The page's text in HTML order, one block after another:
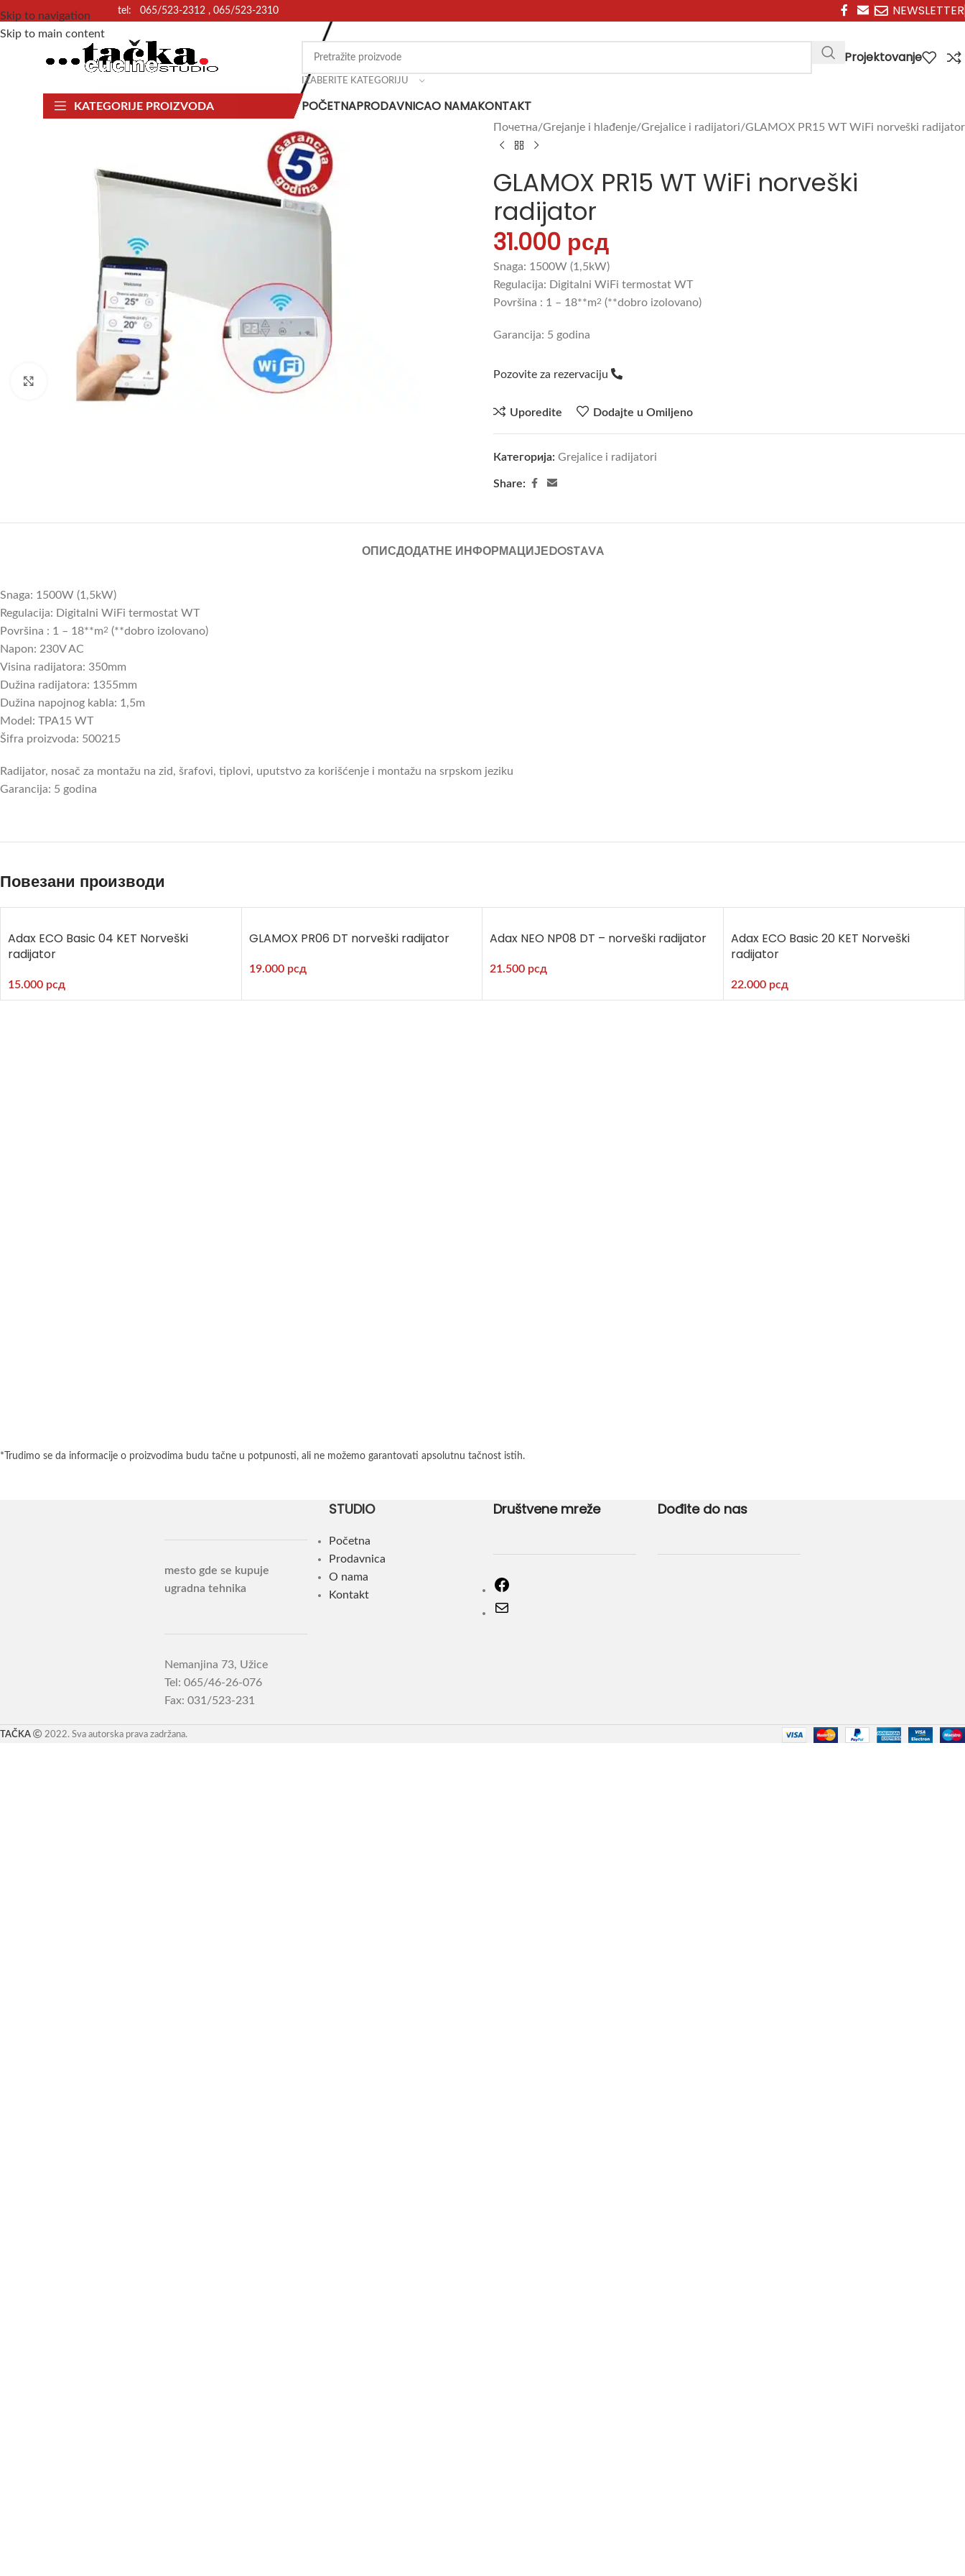
Skip to navigation
Skip to main content
tel: 065/523-2312 , 065/523-2310 NEWSLETTER
IZABERITE KATEGORIJU
Projektovanje
KATEGORIJE PROIZVODA POČETNAPRODAVNICAO NAMAKONTAKT
Uvećajte sliku
Почетна Grejanje i hlađenje Grejalice i radijatori GLAMOX PR15 WT WiFi norveški radijator
GLAMOX PR15 WT WiFi norveški
radijator
31.000 рсд
Snaga: 1500W (1,5kW)
Regulacija: Digitalni WiFi termostat WT
Površina : 1 – 18**m2 (**dobro izolovano)
Garancija: 5 godina
Pozovite za rezervaciju
Uporedite Dodajte u Omiljeno
Категорија: Grejalice i radijatori
Share:
ОПИСДОДАТНЕ ИНФОРМАЦИЈЕDOSTAVA
Snaga: 1500W (1,5kW)
Regulacija: Digitalni WiFi termostat WT
Površina : 1 – 18**m2 (**dobro izolovano)
Napon: 230V AC
Visina radijatora: 350mm
Dužina radijatora: 1355mm
Dužina napojnog kabla: 1,5m
Model: TPA15 WT
Šifra proizvoda: 500215
Radijator, nosač za montažu na zid, šrafovi, tiplovi, uputstvo za korišćenje i montažu na srpskom jeziku
Garancija: 5 godina
Повезани производи
Adax ECO Basic 04 KET Norveški
radijator
15.000 рсд
GLAMOX PR06 DT norveški radijator
19.000 рсд
Adax NEO NP08 DT – norveški radijator
21.500 рсд
Adax ECO Basic 20 KET Norveški
radijator
22.000 рсд
*Trudimo se da informacije o proizvodima budu tačne u potpunosti, ali ne možemo garantovati apsolutnu tačnost istih.
mesto gde se kupuje
ugradna tehnika
Nemanjina 73, Užice
Tel: 065/46-26-076
Fax: 031/523-231
STUDIO
Početna
Prodavnica
O nama
Kontakt
Društvene mreže Dođite do nas
TAČKA 2022. Sva autorska prava zadržana.